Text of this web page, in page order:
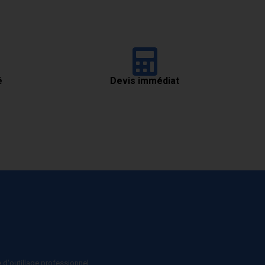
Devis immédiat
d'outillage professionnel